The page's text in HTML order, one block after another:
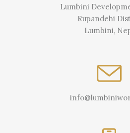
Lumbini
Rupandehi
Lumbini,